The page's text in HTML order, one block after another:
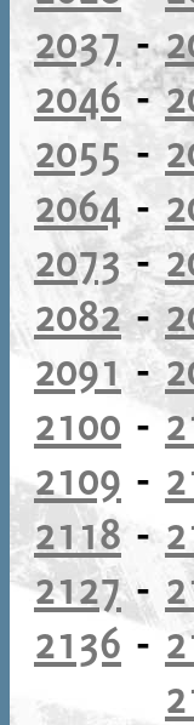
2037-
2046-
2055 -
2064 -
2073-
2082-
2091 -
2100 -
2109 -
2118-
2127-
2136 -